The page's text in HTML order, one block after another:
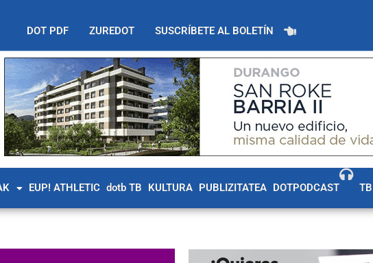
DOT PDF ZUREDOT SUSCRÍBETE AL BOLETÍN
EUP! ATHLETIC dotb TB KULTURA PUBLIZITATEA DOTPODCAST